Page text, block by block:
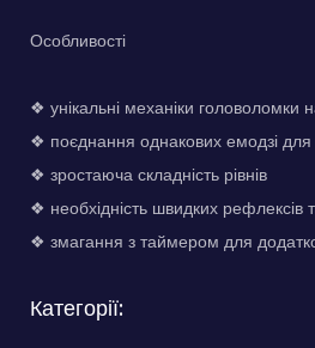
Особливості
❖ унікальні механіки головоломки
❖ поєднання однакових емодзі
❖ зростаюча складність рівнів
❖ необхідність швидких рефлексів
❖ змагання з таймером для
Категорії: